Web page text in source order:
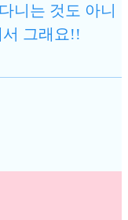
니는 것도 아니
서 그래요!!